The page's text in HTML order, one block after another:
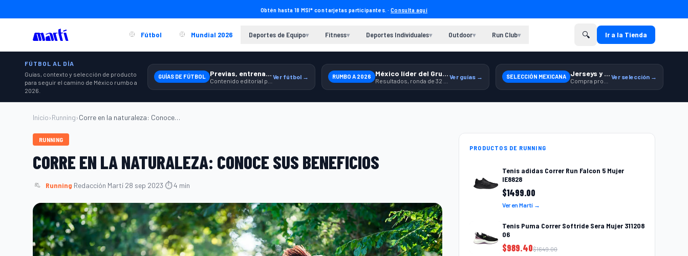
Obtén hasta 18 MSI* con tarjetas participantes. ·Consulta aquí
Fútbol Mundial 2026 Deportes de Equipo▾ Fitness▾ Deportes Individuales▾ Outdoor▾ Run Club▾ 🔍 Ir a la Tienda
FÚTBOL AL DÍA
Guías, contexto y selección de producto
para seguir el camino de México rumbo a
2026.
GUÍAS DE FÚTBOL Previas, entrenamiento y producto Ver fútbol → RUMBO A 2026 México líder del Grupo A Ver guías → SELECCIÓN MEXICANA Jerseys y equipamiento relacionado Ver selección →
Inicio›Running› Corre en la naturaleza: Conoce sus benef...
RUNNING
CORRE EN LA NATURALEZA: CONOCE SUS BENEFICIOS
Running·Redacción Martí·28 sep 2023·⏱ 4 min
PRODUCTOS DE RUNNING
Tenis adidas Correr Run Falcon 5 Mujer
IE8828
$1499.00
Ver en Martí →
Tenis Puma Correr Softride Sera Mujer 311208
06
$989.40$1649.00